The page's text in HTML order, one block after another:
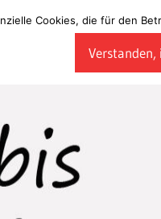
Cookies, die für den
Verstanden,